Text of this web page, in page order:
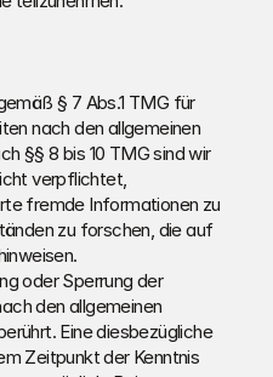
§ 7 Abs.1 TMG für
nach den allgemeinen
§§ 8 bis 10 TMG sind wir
verpflichtet,
fremde Informationen zu
zu forschen, die auf
oder Sperrung der
den allgemeinen
Eine diesbezügliche
Zeitpunkt der Kenntnis